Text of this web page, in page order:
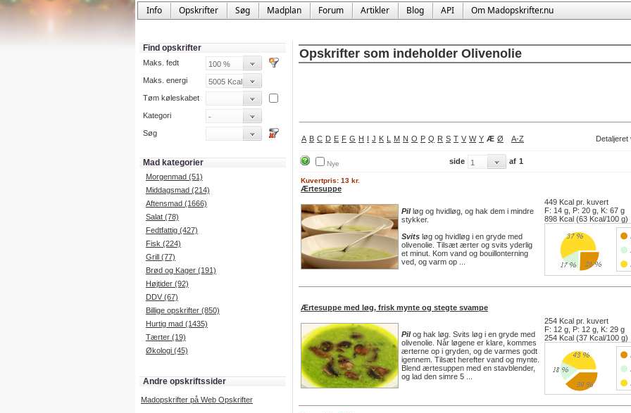
Info Opskrifter Søg Madplan Forum Artikler Blog API Om Madopskrifter.nu
Find opskrifter
Maks. fedt
Maks. energi
Tøm køleskabet
Kategori
Søg
Mad kategorier
Morgenmad (51)
Middagsmad (214)
Aftensmad (1666)
Salat (78)
Fedtfattig (427)
Fisk (224)
Grill (77)
Brød og Kager (191)
Højtider (92)
DDV (67)
Billige opskrifter (850)
Hurtig mad (1435)
Tærter (19)
Økologi (45)
Andre opskriftssider
Madopskrifter på Web Opskrifter
Opskrifter som indeholder Olivenolie
A B C D E F G H I J K L M N O P Q R S T V W Y Æ Ø A-Z Detaljeret
Nye side af 1
Kuvertpris: 13 kr.
Ærtesuppe
Pilløg og hvidløg, og hak dem i mindre
stykker.
Svits løg og hvidløg i en gryde med
olivenolie. Tilsæt ærter og svits yderlig
et minut. Kom vand og bouillonterning
ved, og varm op ...
449 Kcal pr. kuvert
F: 14 g, P: 20 g, K: 67 g
898 Kcal (63 Kcal/100 g)
Ærtesuppe med løg, frisk mynte og stegte svampe
Pilog hak løg. Svits løg i en gryde med
olivenolie. Når løgene er klare, kommes
ærterne op i gryden, og de varmes godt
igennem. Tilsæt herefter vand og mynte.
Blend ærtesuppen med en stavblender,
og lad den simre 5 ...
254 Kcal pr. kuvert
F: 12 g, P: 12 g, K: 29 g
254 Kcal (37 Kcal/100 g)